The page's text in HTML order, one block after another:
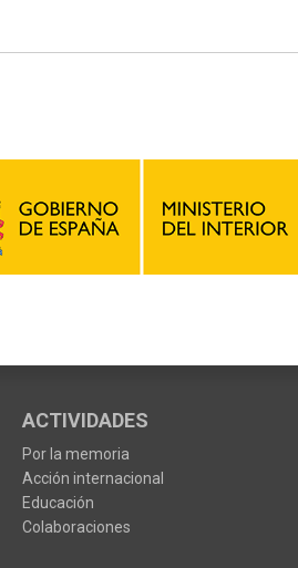
ACTIVIDADES
Por la memoria
Acción internacional
Educación
Colaboraciones